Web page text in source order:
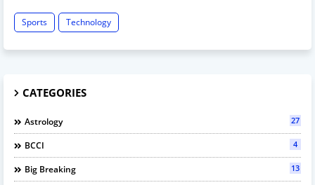
Sports Technology
CATEGORIES
Astrology 27
BCCI 4
Big Breaking 13